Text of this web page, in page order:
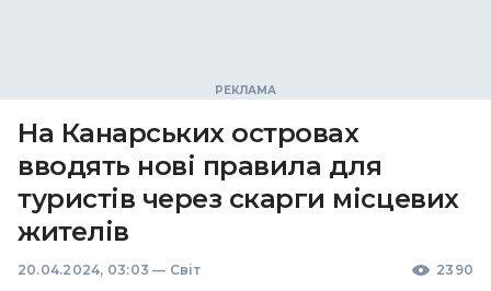
На Канарських островах
вводять нові правила для
туристів через скарги місцевих
жителів
20.04.2024, 03:03 — Світ 2390